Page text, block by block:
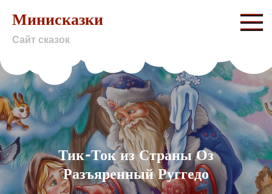
content
Минисказки
Сайт сказок
Тик-Ток из Страны Оз
Разъяренный Руггедо